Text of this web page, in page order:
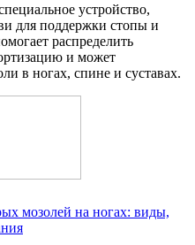
устройство,
для поддержки стопы и
распределить
и может
в ногах, спине и суставах.
мозолей на ногах: виды,